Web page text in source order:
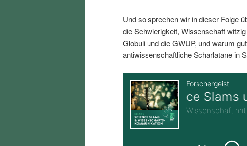
i
n
g
e
n
p
r
i
n
g
Und so sprechen wir in dieser Folge
die Schwierigkeit, Wissenschaft
Globuli und die GWUP, und warum
antiwissenschaftliche Scharlatane in